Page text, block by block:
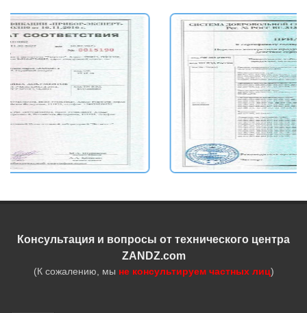
Консультация и вопросы от технического центра
ZANDZ.com
(К сожалению, мы не консультируем частных лиц)